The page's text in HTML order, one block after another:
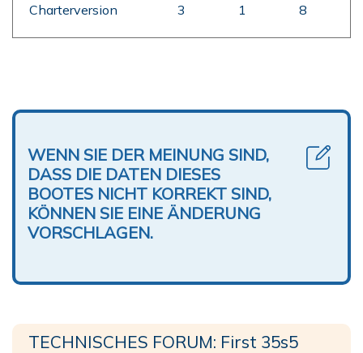
Charterversion 3 1 8
WENN SIE DER MEINUNG SIND,
DASS DIE DATEN DIESES
BOOTES NICHT KORREKT SIND,
KÖNNEN SIE EINE ÄNDERUNG
VORSCHLAGEN.
TECHNISCHES FORUM: First 35s5